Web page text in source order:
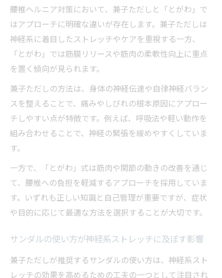
腰椎ヘルニア対策において、兼子ただしと「とがわ」で
はアプローチに明確な違いが存在します。兼子ただしは
神経系に着目したストレッチやケアを重視する一方、
「とがわ」では筋膜リリースや筋肉の柔軟性向上に重点
を置く傾向が見られます。
兼子ただしの方法は、身体の神経伝達や自律神経バラン
スを整えることで、痛みやしびれの根本原因にアプロー
チしやすい点が特徴です。例えば、呼吸法や軽い動作を
組み合わせることで、神経の緊張を緩めやすくしていま
す。
一方で、「とがわ」式は筋肉や関節の動きの改善を通じ
て、腰椎への負担を軽減するアプローチを採用していま
す。いずれも正しい知識と自己管理が重要ですが、症状
や目的に応じて最適な方法を選択することが大切です。
サンダルの使い方が神経系ストレッチに及ぼす影響
兼子ただしが推奨するサンダルの使い方は、神経系スト
レッチの効果を高めるための工夫の一つとして注目され